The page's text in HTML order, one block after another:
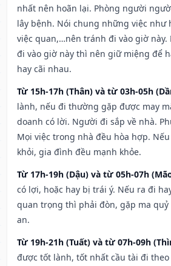
nhất nên hoãn lại. Phòng người
lây bệnh. Nói chung những việc như
việc quan,…nên tránh đi vào giờ này.
đi vào giờ này thì nên giữ miệng để
hay cãi nhau.
Từ 15h-17h (Thân) và từ 03h-05h
lành, nếu đi thường gặp được may
doanh có lời. Người đi sắp về nhà.
Mọi việc trong nhà đều hòa hợp.
khỏi, gia đình đều mạnh khỏe.
Từ 17h-19h (Dậu) và từ 05h-07h
có lợi, hoặc hay bị trái ý. Nếu ra đi
quan trọng thì phải đòn, gặp ma
an.
Từ 19h-21h (Tuất) và từ 07h-09h
được tốt lành, tốt nhất cầu tài đi theo